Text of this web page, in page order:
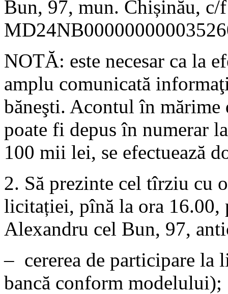
Bun, 97, mun. Chișinău,
NOTĂ: este necesar ca la
amplu comunicată
băneşti. Acontul în
poate fi depus în numerar
100 mii lei, se efectuează
2. Să prezinte cel tîrziu cu
licitației, pînă la ora 16.00,
Alexandru cel Bun, 97,
– cererea de participare la
bancă conform modelului);